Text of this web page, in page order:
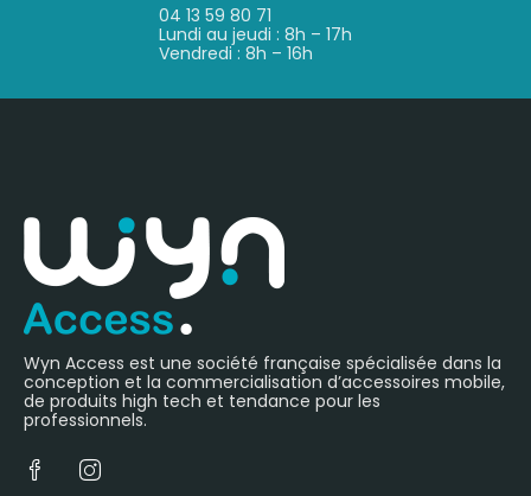
04 13 59 80 71
Lundi au jeudi : 8h – 17h
Vendredi : 8h – 16h
Wyn Access est une société française spécialisée dans la
conception et la commercialisation d’accessoires mobile,
de produits high tech et tendance pour les
professionnels.